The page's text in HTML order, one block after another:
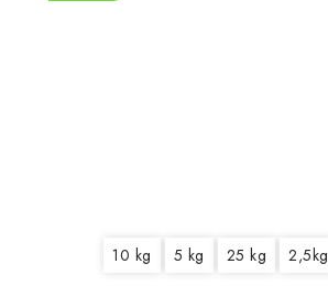
10 kg 5 kg 25 kg 2,5kg